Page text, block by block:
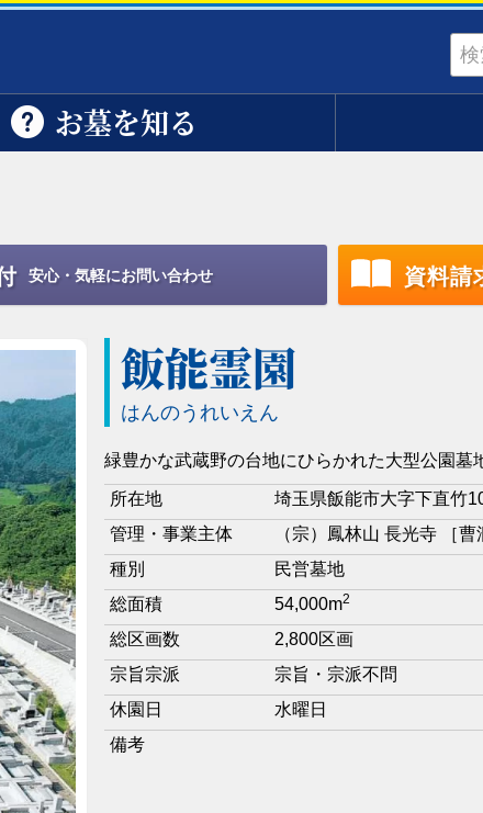
お墓を知る
安心・気軽にお問い合わせ 資料請
飯能霊園
はんのうれいえん
緑豊かな武蔵野の台地にひらかれた大型公園墓
所在地
埼玉県飯能市大字下直竹
管理・事業主体
（宗）鳳林山 長光寺 ［曹
種別
民営墓地
総面積
54,000m2
総区画数
2,800区画
宗旨宗派
宗旨・宗派不問
休園日
水曜日
備考